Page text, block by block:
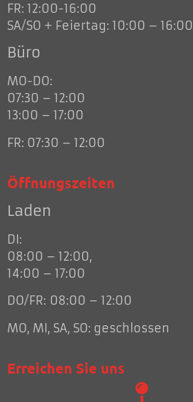
FR: 12:00-16:00
SA/SO + Feiertag: 10:00 – 16:00
Büro
MO-DO:
07:30 – 12:00
13:00 – 17:00
FR: 07:30 – 12:00
Öffnungszeiten
Laden
DI:
08:00 – 12:00,
14:00 – 17:00
DO/FR: 08:00 – 12:00
MO, MI, SA, SO: geschlossen
Erreichen Sie uns